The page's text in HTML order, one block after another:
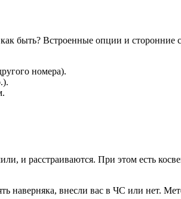
быть? Встроенные опции и
номера).
и расстраиваются. При этом есть
наверняка, внесли вас в ЧС или нет.